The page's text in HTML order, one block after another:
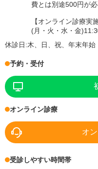
費とは別途500円が必
【オンライン診療実
(月・火・水・金
休診日:木、日、祝、年末年始
予約・受付
オンライン診療
オ
受診しやすい時間帯